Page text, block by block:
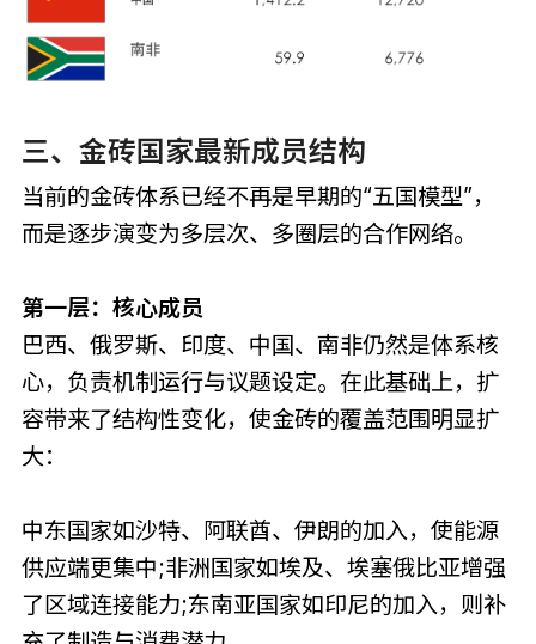
三、金砖国家最新成员结构
当前的金砖体系已经不再是早期的“五国模型”，
而是逐步演变为多层次、多圈层的合作网络。
第一层：核心成员
巴西、俄罗斯、印度、中国、南非仍然是体系核
心，负责机制运行与议题设定。在此基础上，扩
容带来了结构性变化，使金砖的覆盖范围明显扩
大：
中东国家如沙特、阿联酋、伊朗的加入，使能源
供应端更集中;非洲国家如埃及、埃塞俄比亚增强
了区域连接能力;东南亚国家如印尼的加入，则补